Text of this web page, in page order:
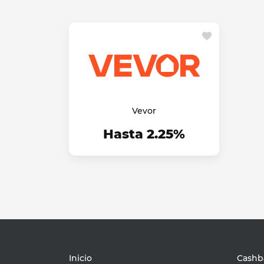
Vevor
Hasta 2.25%
Inicio